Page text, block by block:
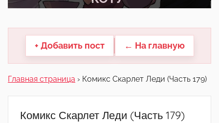
другие.
+ Добавить пост ← На главную
Главная страница › Комикс Скарлет Леди (Часть 179)
Комикс Скарлет Леди (Часть 179)